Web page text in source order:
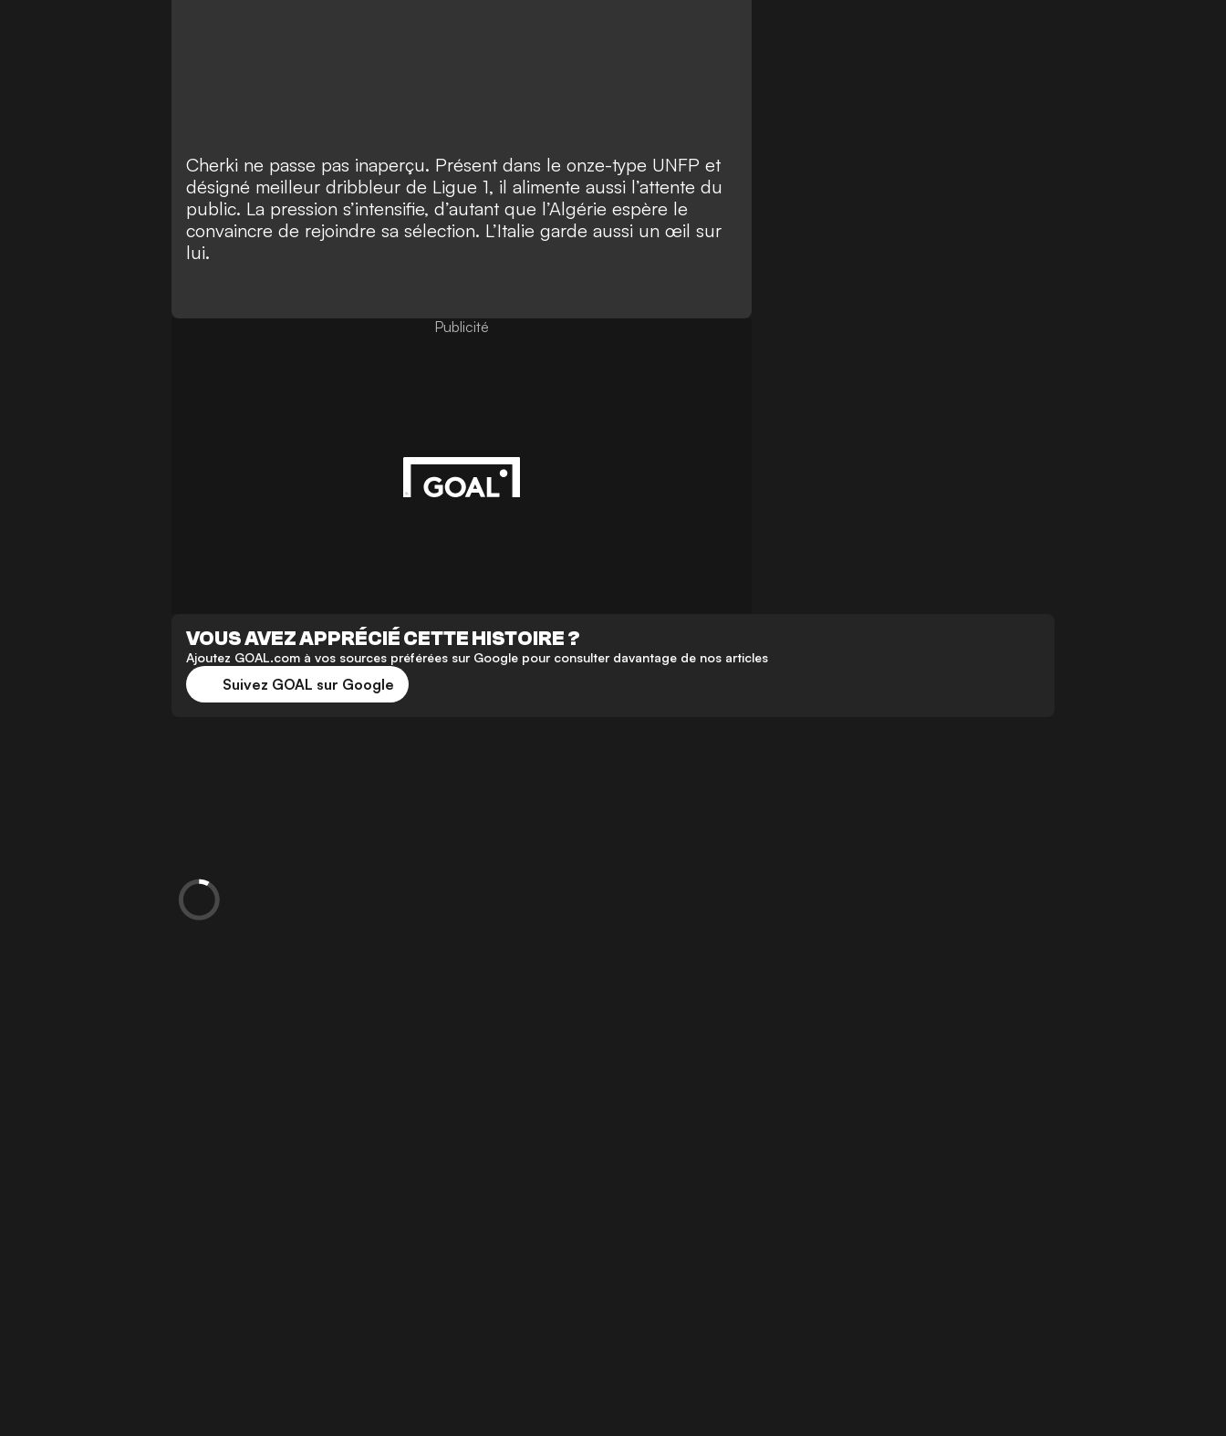
Cherki ne passe pas inaperçu. Présent dans le onze-type UNFP et
désigné meilleur dribbleur de Ligue 1, il alimente aussi l’attente du
public. La pression s’intensifie, d’autant que l’Algérie espère le
convaincre de rejoindre sa sélection. L’Italie garde aussi un œil sur
lui.
Publicité
VOUS AVEZ APPRÉCIÉ CETTE HISTOIRE ?
Ajoutez GOAL.com à vos sources préférées sur Google pour consulter davantage de nos articles
Suivez GOAL sur Google